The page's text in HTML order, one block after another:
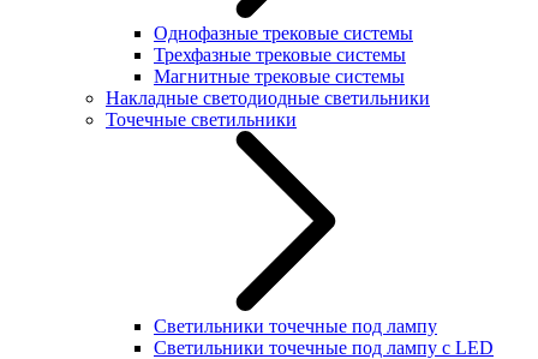
Однофазные трековые системы
Трехфазные трековые системы
Магнитные трековые системы
Накладные светодиодные светильники
Точечные светильники
Светильники точечные под лампу
Светильники точечные под лампу с LED